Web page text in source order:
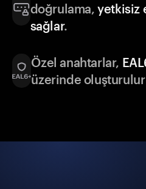
doğrulama,yetkisiz
sağlar.
Özel anahtarlar,
üzerinde oluşturulur